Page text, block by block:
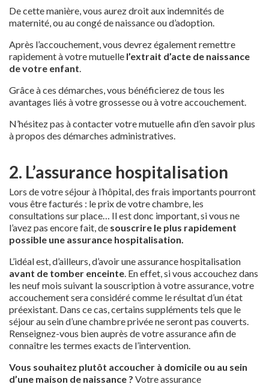
De cette manière, vous aurez droit aux indemnités de
maternité, ou au congé de naissance ou d’adoption.
Après l’accouchement, vous devrez également remettre
rapidement à votre mutuelle l’extrait d’acte de naissance
de votre enfant
Grâce à ces démarches, vous bénéficierez de tous les
avantages liés à votre grossesse ou à votre accouchement.
N’hésitez pas à contacter votre mutuelle afin d’en savoir plus
à propos des démarches administratives.
2. L’assurance hospitalisation
Lors de votre séjour à l’hôpital, des frais importants pourront
vous être facturés : le prix de votre chambre, les
consultations sur place… Il est donc important, si vous ne
l’avez pas encore fait, de souscrire le plus rapidement
possible une assurance hospitalisation.
L’idéal est, d’ailleurs, d’avoir une assurance hospitalisation
avant de tomber enceinte . En effet, si vous accouchez dans
les neuf mois suivant la souscription à votre assurance, votre
accouchement sera considéré comme le résultat d’un état
préexistant. Dans ce cas, certains suppléments tels que le
séjour au sein d’une chambre privée ne seront pas couverts.
Renseignez-vous bien auprès de votre assurance afin de
connaître les termes exacts de l’intervention.
Vous souhaitez plutôt accoucher à domicile ou au sein
d’une maison de naissance ? Votre assurance